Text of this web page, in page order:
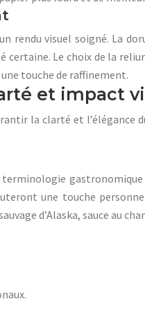
visuel soigné. La
Le choix de la
touche de raffinement.
et impact
la clarté et l’élégance
une touche
d’Alaska, sauce